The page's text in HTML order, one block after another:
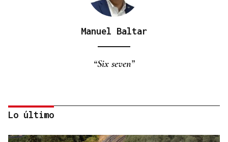
Manuel Baltar
“Six seven”
Lo último